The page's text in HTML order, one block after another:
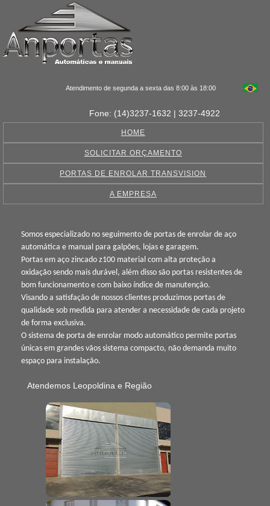
Atendimento de segunda a sexta das 8:00 às 18:00
Fone: (14)3237-1632 | 3237-4922
HOME
SOLICITAR ORÇAMENTO
PORTAS DE ENROLAR TRANSVISION
A EMPRESA
Somos especializado no seguimento de portas de enrolar de aço
automática e manual para galpões, lojas e garagem.
Portas em aço zincado z100 material com alta proteção a
oxidação sendo mais durável, além disso são portas resistentes de
bom funcionamento e com baixo índice de manutenção.
Visando a satisfação de nossos clientes produzimos portas de
qualidade sob medida para atender a necessidade de cada projeto
de forma exclusiva.
O sistema de porta de enrolar modo automático permite portas
únicas em grandes vãos sistema compacto, não demanda muito
espaço para instalação.
Atendemos Leopoldina e Região